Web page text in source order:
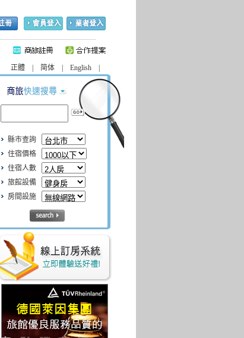
正體 | 简体 | English |
縣市查詢
住宿價格
住宿人數
旅館設備
房間設施